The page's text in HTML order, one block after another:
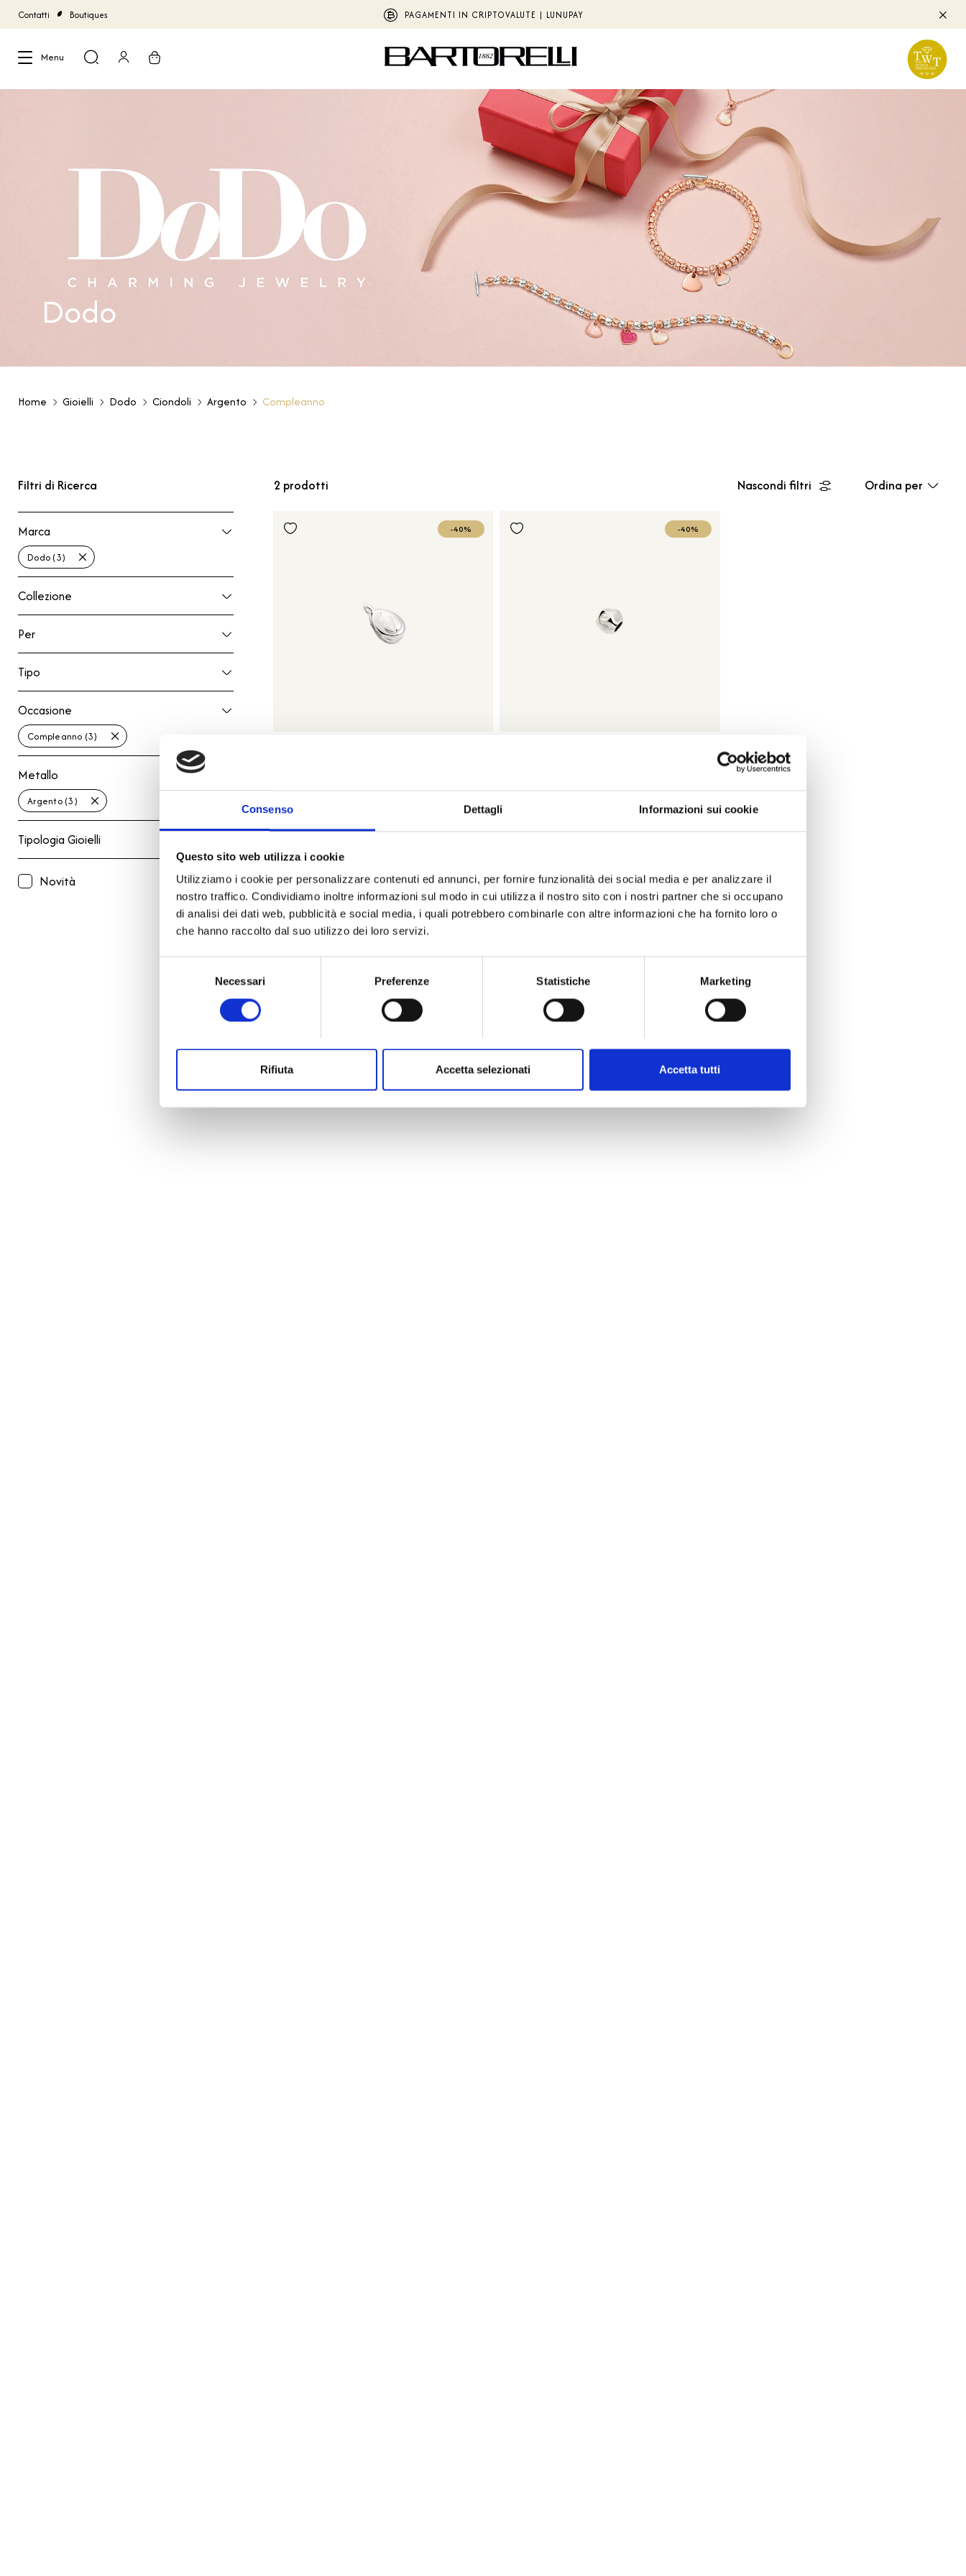
Consenso Dettagli Informazioni sui cookie
Questo sito web utilizza i cookie
Utilizziamo i cookie per personalizzare contenuti ed annunci, per fornire funzionalità dei social media e per analizzare il
nostro traffico. Condividiamo inoltre informazioni sul modo in cui utilizza il nostro sito con i nostri partner che si occupano
di analisi dei dati web, pubblicità e social media, i quali potrebbero combinarle con altre informazioni che ha fornito loro o
che hanno raccolto dal suo utilizzo dei loro servizi.
Necessari Preferenze Statistiche Marketing
Rifiuta Accetta selezionati Accetta tutti
Contatti Boutiques PAGAMENTI IN CRIPTOVALUTE | LUNUPAY
Menu
Dodo
Home Gioielli Dodo Ciondoli Argento Compleanno
Filtri di Ricerca
Marca
Dodo (3)
Marca
Collezione
Collezione
Per
Per
Tipo
Tipo
Occasione
Compleanno (3)
Occasione
Metallo
Argento (3)
Metallo
Tipologia Gioielli
Tipologia Gioielli
Novità
2 prodotti Nascondi filtri Ordina per
-40%
Dodo componenti - puleggia in argento
€ 42,00
Subito disponibile
Visualizza articolo
-40%
Dodo componenti - chiusura per cordino
spesso - dgag/g/k - DGAG/G/K
Subito disponibile
Visualizza articolo